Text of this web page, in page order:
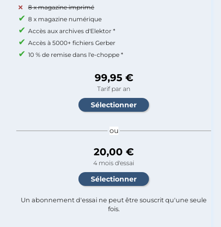
8 x magazine imprimé
8 x magazine numérique
Accès aux archives d'Elektor *
Accès à 5000+ fichiers Gerber
10 % de remise dans l'e-choppe *
99,95 €
Tarif par an
ou
20,00 €
4 mois d'essai
Un abonnement d'essai ne peut être souscrit qu'une seule
fois.​